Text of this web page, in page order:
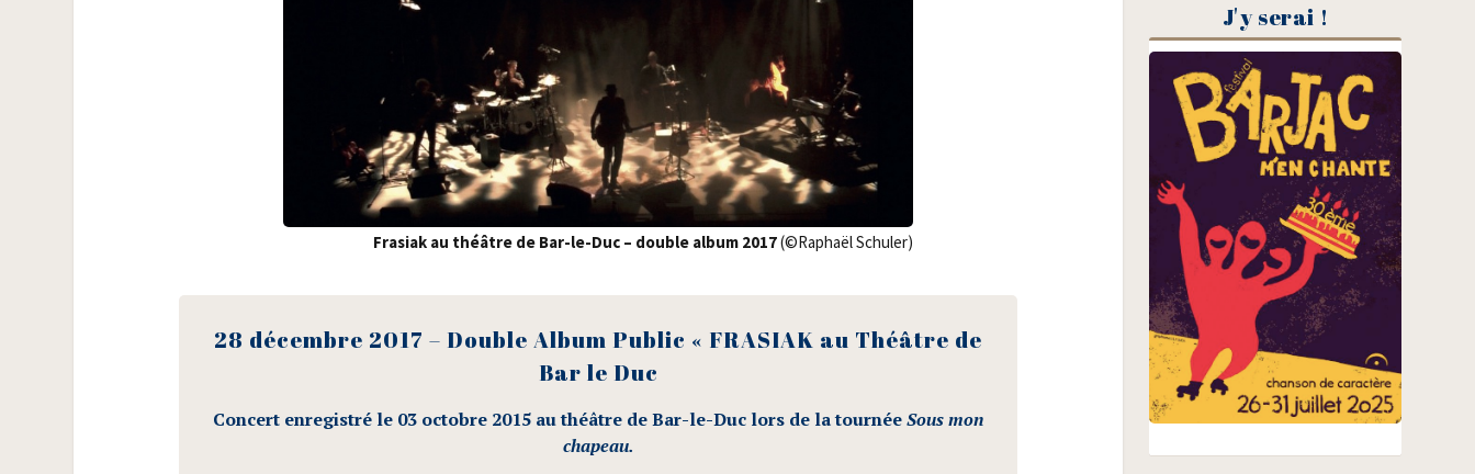
Fra­siak au théâtre de Bar-le-Duc – double album 2017(©Raphaël Schu­ler)
28 décembre 2017 – Double Album Public « FRASIAK au Théâtre de
Bar le Duc
Concert enre­gis­tré le 03 octobre 2015 au théâtre de Bar-le-Duc lors de la tour­néeSous mon
cha­peau.
J'y serai !